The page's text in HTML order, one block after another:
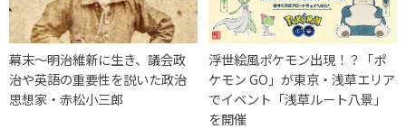
幕末〜明治維新に生き、議会政
治や英語の重要性を説いた政治
思想家・赤松小三郎
浮世絵風ポケモン出現！？「ポ
ケモン GO」が東京・浅草エリア
でイベント「浅草ルート八景」
を開催